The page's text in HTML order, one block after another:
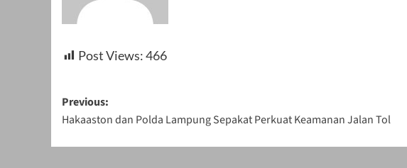
Post Views:466
Post
navigation
Previous:
Hakaaston dan Polda Lampung Sepakat Perkuat Keamanan Jalan Tol